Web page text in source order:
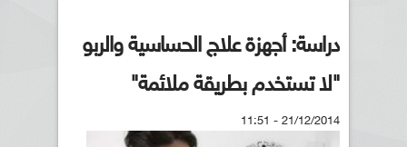
دراسة: أجهزة علاج الحساسية والربو
"لا تستخدم بطريقة ملائمة"
21/12/2014 - 11:51